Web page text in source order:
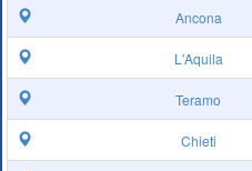
Ancona
L'Aquila
Teramo
Chieti